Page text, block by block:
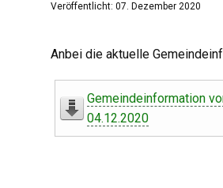
Veröffentlicht: 07. Dezember 2020
Anbei die aktuelle
Gemeindeinformation
04.12.2020